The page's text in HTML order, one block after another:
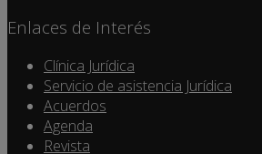
Enlaces de Interés
Clínica Jurídica
Servicio de asistencia Jurídica
Acuerdos
Agenda
Revista